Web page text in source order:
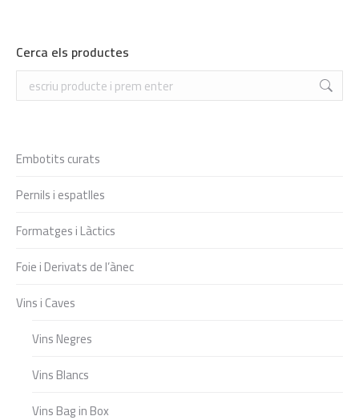
Cerca els productes
Search:
Embotits curats
Pernils i espatlles
Formatges i Làctics
Foie i Derivats de l’ànec
Vins i Caves
Vins Negres
Vins Blancs
Vins Bag in Box